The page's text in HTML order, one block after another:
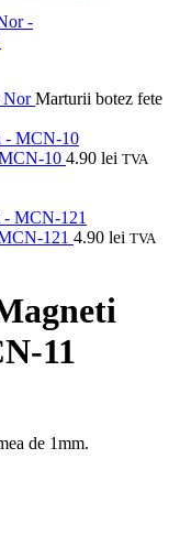
NorMarturii botez fete
10 4.90 lei TVA
121 4.90 lei TVA
11
de 1mm.